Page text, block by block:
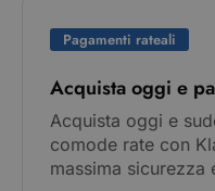
Pagamenti rateali
Acquista oggi e
Acquista oggi e
comode rate con
massima sicurezza